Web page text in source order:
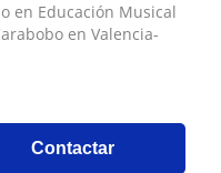
en Educación Musical
en Valencia-
Contactar